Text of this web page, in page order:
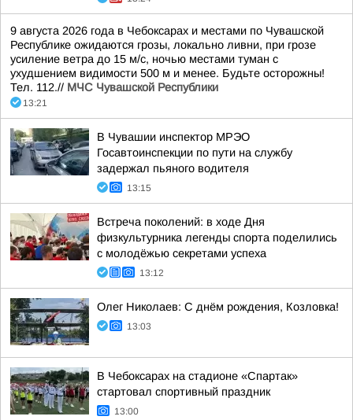
9 августа 2026 года в Чебоксарах и местами по Чувашской
Республике ожидаются грозы, локально ливни, при грозе
усиление ветра до 15 м/с, ночью местами туман с
ухудшением видимости 500 м и менее. Будьте осторожны!
Тел. 112.// МЧС Чувашской Республики
13:21
В Чувашии инспектор МРЭО
Госавтоинспекции по пути на службу
задержал пьяного водителя
13:15
Встреча поколений: в ходе Дня
физкультурника легенды спорта поделились
с молодёжью секретами успеха
13:12
Олег Николаев: С днём рождения, Козловка!
13:03
В Чебоксарах на стадионе «Спартак»
стартовал спортивный праздник
13:00